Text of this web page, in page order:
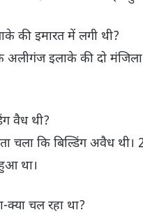
की इमारत में लगी थी?
इलाके की दो मंजिला
वैध थी?
चला कि बिल्डिंग अवैध
था।
क्या चल रहा था?